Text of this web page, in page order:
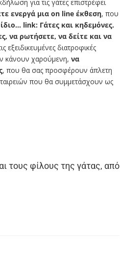
για τις γάτες επιστρέφει
ενεργά μια on line έκθεση, που
link: Γάτες και κηδεμόνες.
να ρωτήσετε, να δείτε και να
εξειδικευμένες διατροφικές
κάνουν χαρούμενη, να
, που θα σας προσφέρουν άπλετη
που θα συμμετάσχουν ως
τους φίλους της γάτας, από